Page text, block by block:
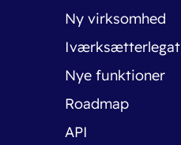
Ny virksomhed
Iværksætterlegat
Nye funktioner
Roadmap
API